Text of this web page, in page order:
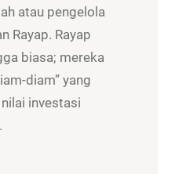
atau pengelola
Rayap. Rayap
biasa; mereka
diam” yang
investasi